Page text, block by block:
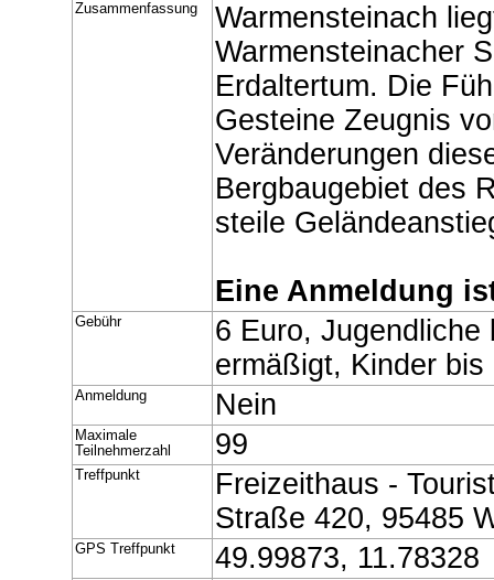
Zusammenfassung
Warmensteinach
Warmensteinacher
Erdaltertum. Die
Gesteine Zeugnis
Veränderungen
Bergbaugebiet des
steile
Eine Anmeldung
Gebühr
6 Euro, Jugendliche
ermäßigt, Kinder
Anmeldung Nein
Maximale
Teilnehmerzahl
99
Treffpunkt
Freizeithaus -
Straße 420, 95485
GPS Treffpunkt 49.99873, 11.78328